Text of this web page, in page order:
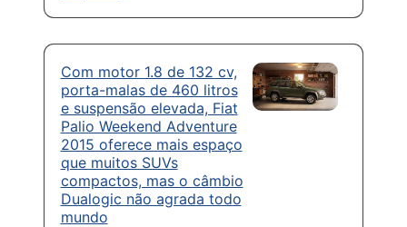
Com motor 1.8 de 132 cv,
porta-malas de 460 litros
e suspensão elevada, Fiat
Palio Weekend Adventure
2015 oferece mais espaço
que muitos SUVs
compactos, mas o câmbio
Dualogic não agrada todo
mundo